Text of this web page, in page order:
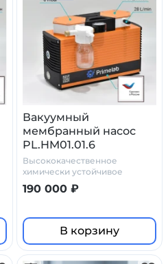
Вакуумный
мембранный насос
PL.HM01.01.6
Высококачественное
химически устойчивое
устройство, предназначенное
для
190 000 ₽
В корзину